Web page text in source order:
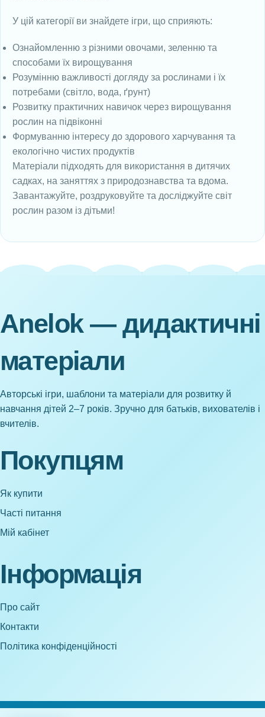
У цій категорії ви знайдете ігри, що сприяють:
Ознайомленню з різними овочами, зеленню та
способами їх вирощування
Розумінню важливості догляду за рослинами і їх
потребами (світло, вода, ґрунт)
Розвитку практичних навичок через вирощування
рослин на підвіконні
Формуванню інтересу до здорового харчування та
екологічно чистих продуктів
Матеріали підходять для використання в дитячих
садках, на заняттях з природознавства та вдома.
Завантажуйте, роздруковуйте та досліджуйте світ
рослин разом із дітьми!
Anelok — дидактичні
матеріали
Авторські ігри, шаблони та матеріали для розвитку й
навчання дітей 2–7 років. Зручно для батьків, вихователів і
вчителів.
Покупцям
Як купити
Часті питання
Мій кабінет
Інформація
Про сайт
Контакти
Політика конфіденційності